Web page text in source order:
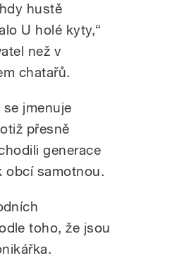
hustě
U holé kyty,“
než v
chatařů.
jmenuje
přesně
generace
obcí samotnou.
toho, že jsou